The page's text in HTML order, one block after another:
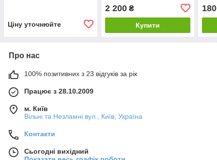
Ціну уточнюйте
2 200₴
Купити
180
Про нас
100% позитивних з 23 відгуків за рік
Працює з 28.10.2009
м. Київ
Вільні та Незламні вул., Київ, Україна
Контакти
Сьогодні вихідний